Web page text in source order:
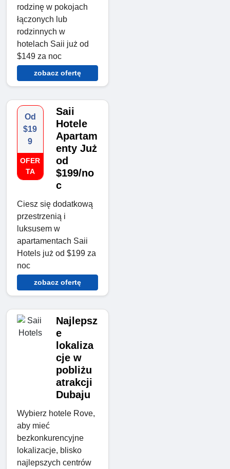
rodzinę w pokojach
łączonych lub
rodzinnych w
hotelach Saii już od
$149 za noc
zobacz ofertę
Od
$19
9
OFER
TA
Saii
Hotele
Apartam
enty Już
od
$199/no
c
Ciesz się dodatkową
przestrzenią i
luksusem w
apartamentach Saii
Hotels już od $199 za
noc
zobacz ofertę
Najlepsz
e
lokaliza
cje w
pobliżu
atrakcji
Dubaju
Wybierz hotele Rove,
aby mieć
bezkonkurencyjne
lokalizacje, blisko
najlepszych centrów